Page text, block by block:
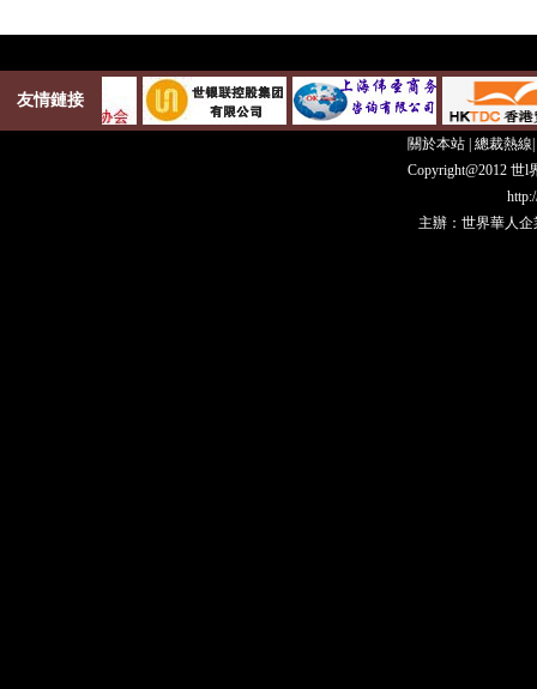
友情鏈接
關於本站 |總裁熱線
Copyright@2012 世
主辦：世界華人